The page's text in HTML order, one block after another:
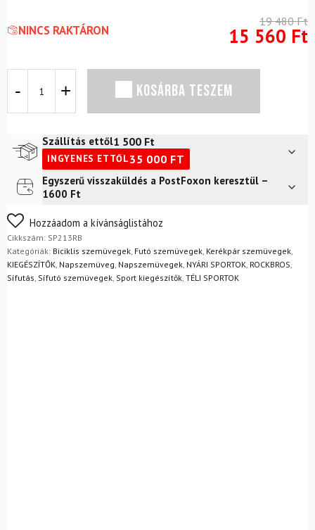
NINCS RAKTÁRON
19 480Ft
15 560 Ft
Perfo
dioptriás
lencsekeret
mennyiség
KOSÁRBA TESZEM
Szállítás ettől1 500 Ft
INGYENES ETTŐL35 000 FT
Futár a címre2 400
FoxPost
Egyszerű visszaküldés a PostFoxon keresztül –
1600 Ft
Nem biztos a választásában? Semmi gond – a terméket
egyszerűen visszaküldheti 14 napon belül, indoklás nélkül.
Mik a visszaküldés feltételei?
Hozzáadom a kívánságlistához
Cikkszám: SP213RB
Kategóriák: Biciklis szemüvegek Futó szemüvegek Kerékpár szemüvegek
KIEGÉSZÍTŐK Napszemüveg Napszemüvegek NYÁRI SPORTOK ROCKBROS
Sífutás Sífutó szemüvegek Sport kiegészítők TÉLI SPORTOK